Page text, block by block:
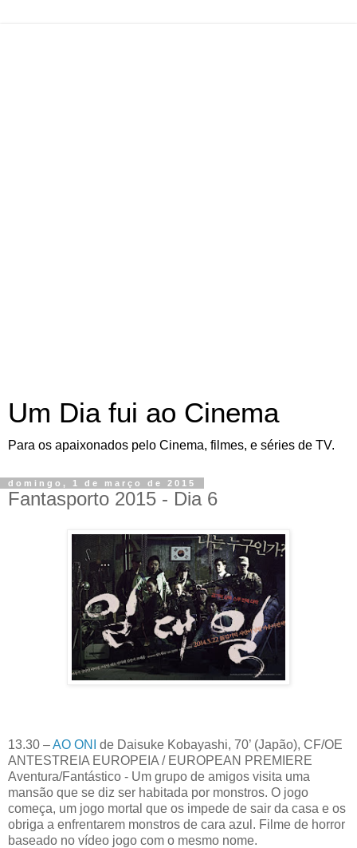
Um Dia fui ao Cinema
Para os apaixonados pelo Cinema, filmes, e séries de TV.
domingo, 1 de março de 2015
Fantasporto 2015 - Dia 6
13.30 –AO ONI
de Daisuke Kobayashi, 70’ (Japão), CF/OE
ANTESTREIA EUROPEIA / EUROPEAN PREMIERE
Aventura/Fantástico - Um grupo de amigos visita uma
mansão que se diz ser habitada por monstros. O jogo
começa, um jogo mortal que os impede de sair da casa e os
obriga a enfrentarem monstros de cara azul. Filme de horror
baseado no vídeo jogo com o mesmo nome.